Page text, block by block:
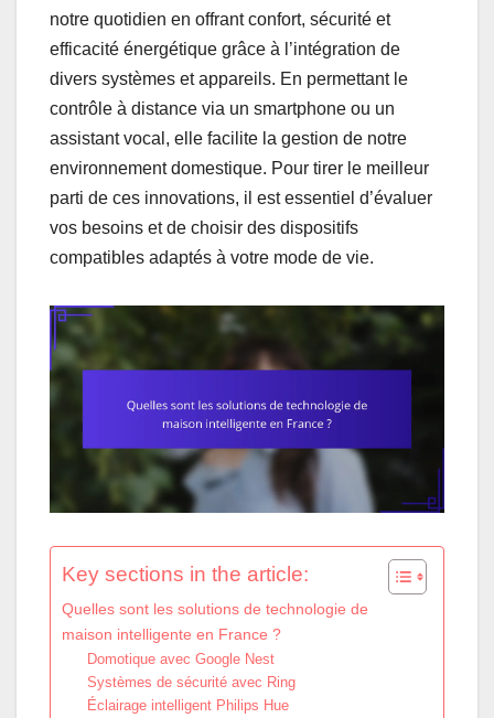
notre quotidien en offrant confort, sécurité et
efficacité énergétique grâce à l’intégration de
divers systèmes et appareils. En permettant le
contrôle à distance via un smartphone ou un
assistant vocal, elle facilite la gestion de notre
environnement domestique. Pour tirer le meilleur
parti de ces innovations, il est essentiel d’évaluer
vos besoins et de choisir des dispositifs
compatibles adaptés à votre mode de vie.
Key sections in the article:
Quelles sont les solutions de technologie de
maison intelligente en France ?
Domotique avec Google Nest
Systèmes de sécurité avec Ring
Éclairage intelligent Philips Hue